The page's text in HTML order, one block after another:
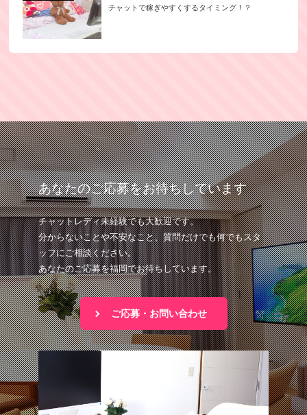
チャットで稼ぎやすくするタイミング！？
あなたのご応募をお待ちしています
チャットレディ未経験でも大歓迎です。
分からないことや不安なこと、質問だけでも何でもスタ
ッフにご相談ください。
あなたのご応募を福岡でお待ちしています。
ご応募・お問い合わせ